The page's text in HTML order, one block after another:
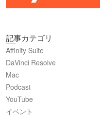
記事カテゴリ
Affinity Suite
DaVinci Resolve
Mac
Podcast
YouTube
イベント